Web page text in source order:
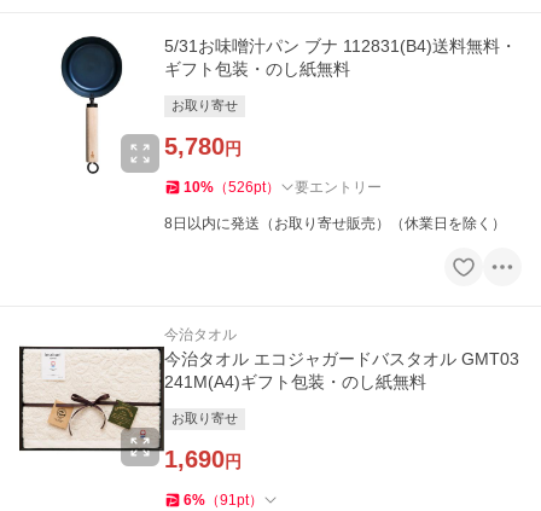
5/31お味噌汁パン ブナ 112831(B4)送料無料・
ギフト包装・のし紙無料
お取り寄せ
5,780円
10% （526pt） 要エントリー
8日以内に発送（お取り寄せ販売）（休業日を除く）
今治タオル
今治タオル エコジャガードバスタオル GMT03
241M(A4)ギフト包装・のし紙無料
お取り寄せ
1,690円
6% （91pt）